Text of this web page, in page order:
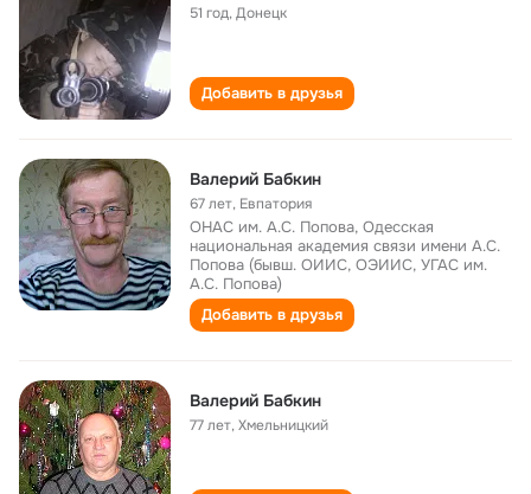
51 год,Донецк
Добавить в друзья
Валерий Бабкин
67 лет, Евпатория
ОНАС им. А.С. Попова, Одесская
национальная академия связи имени А.С.
Попова (бывш. ОИИС, ОЭИИС, УГАС им.
А.С. Попова)
Добавить в друзья
Валерий Бабкин
77 лет,Хмельницкий